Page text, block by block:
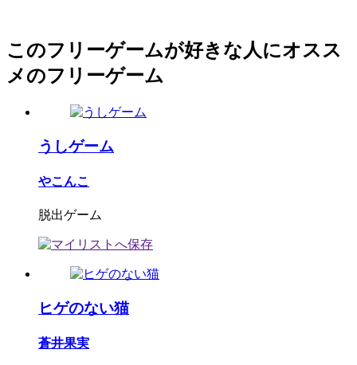
このフリーゲームが好きな人にオスス
メのフリーゲーム
うしゲーム
やこんこ
脱出ゲーム
ヒゲのない猫
蒼井果実